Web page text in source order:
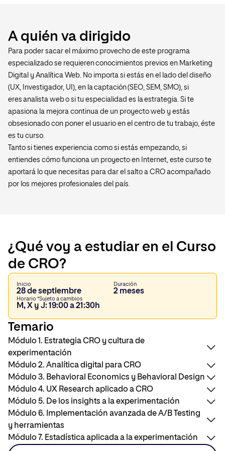
A quién va dirigido
Para poder sacar el máximo provecho de este programa
especializado se requieren conocimientos previos en Marketing
Digital y Analítica Web. No importa si estás en el lado del diseño
(UX, Investigador, UI), en la captación (SEO, SEM, SMO), si
eres analista web o si tu especialidad es la estrategia. Si te
apasiona la mejora continua de un proyecto web y estás
obsesionado con poner el usuario en el centro de tu trabajo, éste
es tu curso.
Tanto si tienes experiencia como si estás empezando, si
entiendes cómo funciona un proyecto en Internet, este curso te
aportará lo que necesitas para dar el salto a CRO acompañado
por los mejores profesionales del país.
¿Qué voy a estudiar en el Curso
de CRO?
Inicio
28 de septiembre
Duración
2 meses
Horario *Sujeto a cambios
M, X y J: 19:00 a 21:30h
Temario
Módulo 1. Estrategia CRO y cultura de
experimentación
Entiende el CRO como una disciplina de negocio y aprende
a estructurar programas de optimización capaces de
generar impacto y aprendizaje continuo.
Fundamentos y evolución del CRO.
CRO, Growth y Product Optimization: diferencias y
puntos de encuentro.
Módulo 2. Analítica digital para CRO
Aprende a utilizar los datos para detectar dónde existen
oportunidades y profundizar hasta entender qué está
ocurriendo en la experiencia digital.
Del objetivo de negocio al framework de medición.
KPIs, microconversiones y métricas de diagnóstico.
Módulo 3. Behavioral Economics y Behavioral Design
Comprende los mecanismos que influyen en las decisiones
de los usuarios y aprende a utilizarlos para diagnosticar
fricciones y diseñar mejores experiencias.
Introducción a Behavioral Economics y Behavioral
Módulo 4. UX Research aplicado a CRO
Aprende a investigar el comportamiento del usuario para
descubrir necesidades, motivaciones, barreras y
oportunidades que los datos cuantitativos no pueden
Módulo 5. De los insights a la experimentación
Transforma los hallazgos del análisis y la investigación en un
backlog de oportunidades y experimentos con impacto
Módulo 6. Implementación avanzada de A/B Testing
y herramientas
Módulo 7. Estadística aplicada a la experimentación